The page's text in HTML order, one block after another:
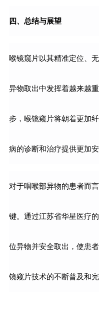
四、总结与展望
喉镜窥片以其精准定位、
异物取出中发挥着越来越
步，喉镜窥片将朝着更加
病的诊断和治疗提供更加
对于咽喉部异物的患者而
键。通过江苏省华星医疗
位异物并安全取出，使患
镜窥片技术的不断普及和